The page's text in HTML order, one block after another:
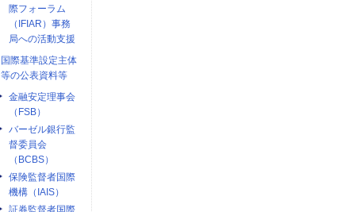
際フォーラム
（IFIAR）事務
局への活動支援
国際基準設定主体
等の公表資料等
金融安定理事会
（FSB）
バーゼル銀行監
督委員会
（BCBS）
保険監督者国際
機構（IAIS）
証券監督者国際